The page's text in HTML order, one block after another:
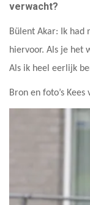
verwacht?
Bülent Akar: Ik had
hiervoor. Als je het
Als ik heel eerlijk
Bron en foto’s Kees